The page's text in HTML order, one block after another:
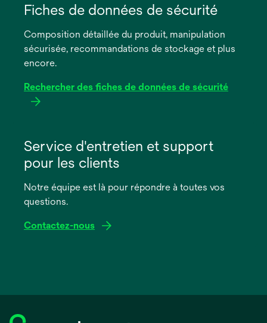
dans
nouvel
onglet
Fiches de données de sécurité
Composition détaillée du produit, manipulation
sécurisée, recommandations de stockage et plus
encore.
Rechercher des fiches de données de sécurité
dans
nouvel
onglet
Service d'entretien et support
pour les clients
Notre équipe est là pour répondre à toutes vos
questions.
Contactez-nous